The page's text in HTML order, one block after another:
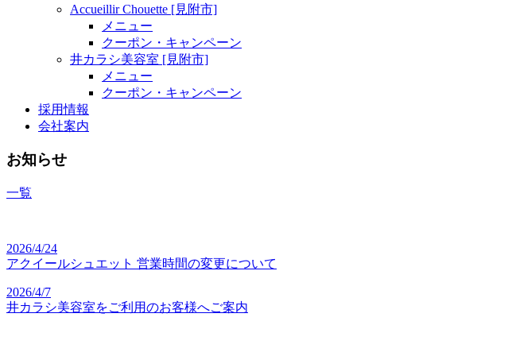
Accueillir Chouette [見附市]
メニュー
クーポン・キャンペーン
井カラシ美容室 [見附市]
メニュー
クーポン・キャンペーン
採用情報
会社案内
お知らせ
一覧
2026/4/24
アクイールシュエット 営業時間の変更について
2026/4/7
井カラシ美容室をご利用のお客様へご案内